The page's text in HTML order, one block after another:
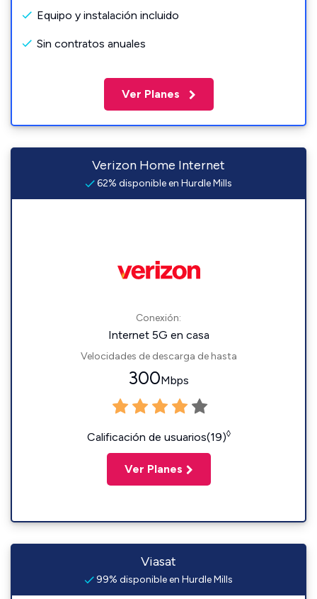
Equipo y instalación incluido
Sin contratos anuales
Ver Planes
Verizon Home Internet
62% disponible en Hurdle Mills
Conexión:
Internet 5G en casa
Velocidades de descarga de hasta
300Mbps
Calificación de usuarios(19)◊
Ver Planes
Viasat
99% disponible en Hurdle Mills